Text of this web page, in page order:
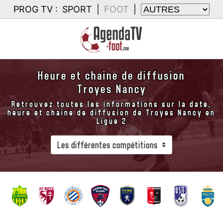
PROG TV : SPORT FOOT
Heure et chaine de diffusion
Troyes Nancy
Retrouvez toutes les informations sur la date,
heure et chaine de diffusion de Troyes Nancy en
Ligue 2